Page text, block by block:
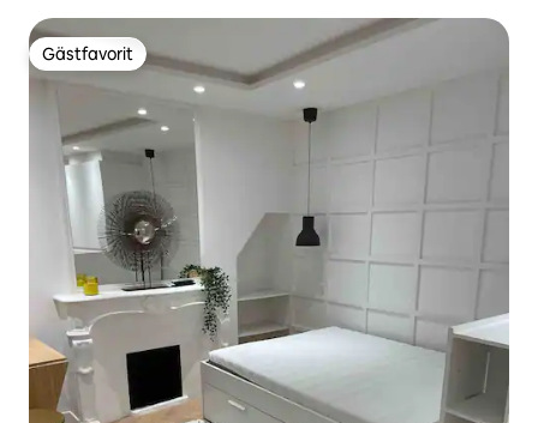
Gästfavorit
Gästfavorit